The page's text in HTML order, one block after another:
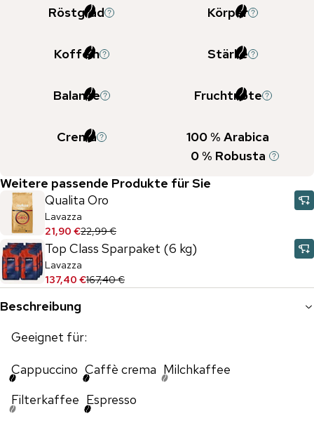
Röstgrad Körper
Koffein Stärke
Balance Fruchtnote
Crema 100% Arabica
0% Robusta
Weitere passende Produkte für Sie
Qualita Oro
Lavazza
21,90 €22,99 €
Top Class Sparpaket (6 kg)
Lavazza
137,40 €167,40 €
Beschreibung
Geeignet für:
Cappuccino Caffè crema Milchkaffee
Filterkaffee Espresso